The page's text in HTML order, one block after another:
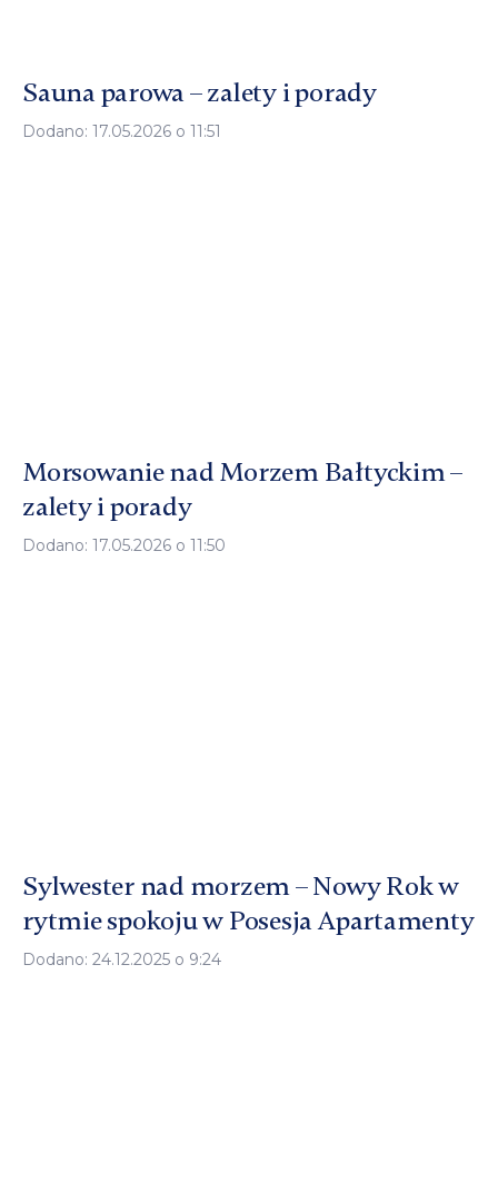
Sauna parowa – zalety i porady
Dodano: 17.05.2026 o 11:51
Morsowanie nad Morzem Bałtyckim –
zalety i porady
Dodano: 17.05.2026 o 11:50
Sylwester nad morzem – Nowy Rok w
rytmie spokoju w Posesja Apartamenty
Dodano: 24.12.2025 o 9:24